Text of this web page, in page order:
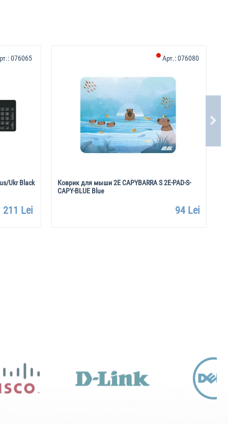
Ukr Black
076065
211 Lei
Коврик для мыши 2E CAPYBARRA S 2E-PAD-S-
CAPY-BLUE Blue
Арт.:076080
94 Lei